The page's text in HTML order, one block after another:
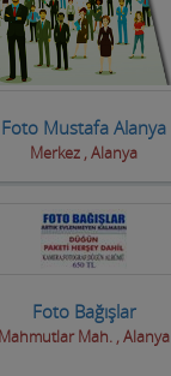
Foto Mustafa Alanya
Merkez , Alanya
Foto Bağışlar
Mahmutlar Mah. , Alanya